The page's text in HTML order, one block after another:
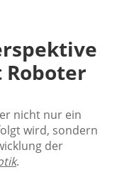
Roboter
nicht nur ein
wird, sondern
der
.